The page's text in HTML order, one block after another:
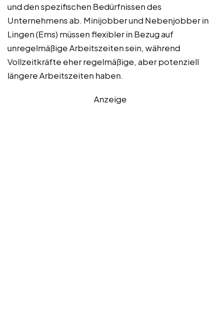
und den spezifischen Bedürfnissen des
Unternehmens ab. Minijobber und Nebenjobber in
Lingen (Ems) müssen flexibler in Bezug auf
unregelmäßige Arbeitszeiten sein, während
Vollzeitkräfte eher regelmäßige, aber potenziell
längere Arbeitszeiten haben.
Anzeige